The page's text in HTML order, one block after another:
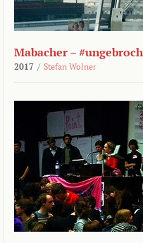
Mabacher –
2017 / Stefan Wolner